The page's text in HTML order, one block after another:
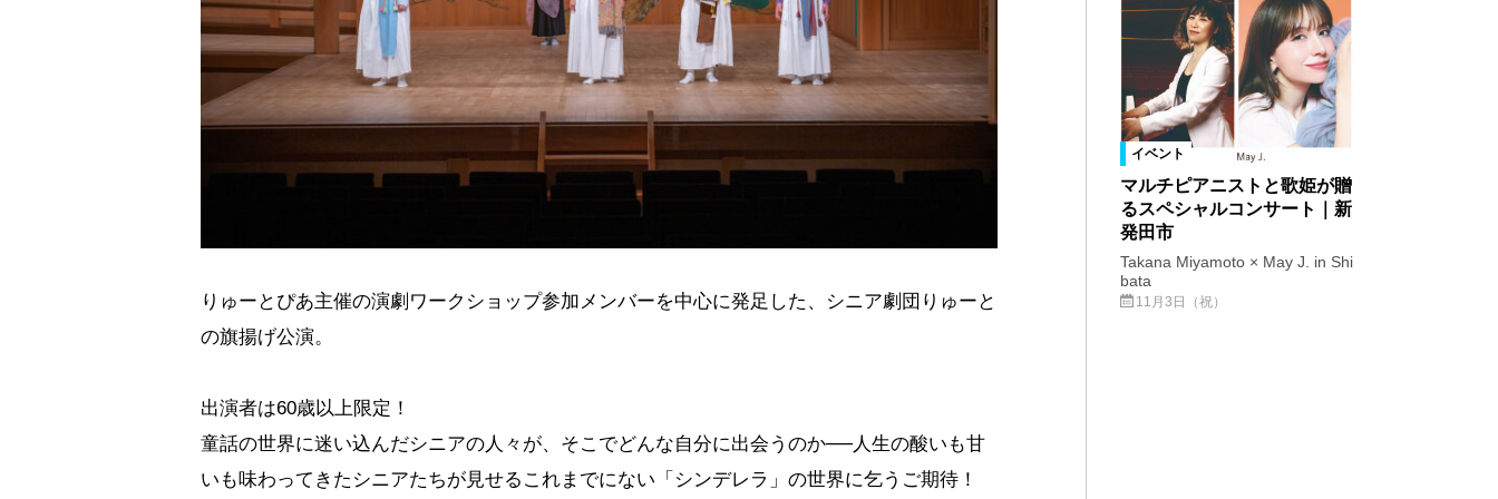
りゅーとぴあ主催の演劇ワークショップ参加メンバーを中心に発足した、シニア劇団りゅーと
の旗揚げ公演。
出演者は60歳以上限定！
童話の世界に迷い込んだシニアの人々が、そこでどんな自分に出会うのか──人生の酸いも甘
いも味わってきたシニアたちが見せるこれまでにない「シンデレラ」の世界に乞うご期待！
イベント
マルチピアニストと歌姫が贈
るスペシャルコンサート｜新
発田市
Takana Miyamoto × May J. in Shi
bata
11月3日（祝）